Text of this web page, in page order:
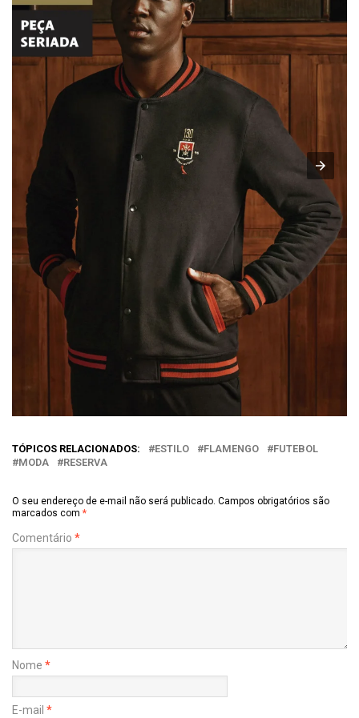
TÓPICOS RELACIONADOS: ESTILO FLAMENGO
FUTEBOL
MODA
RESERVA
O seu endereço de e-mail não será publicado. Campos obrigatórios são
marcados com *
Comentário *
Nome *
E-mail *